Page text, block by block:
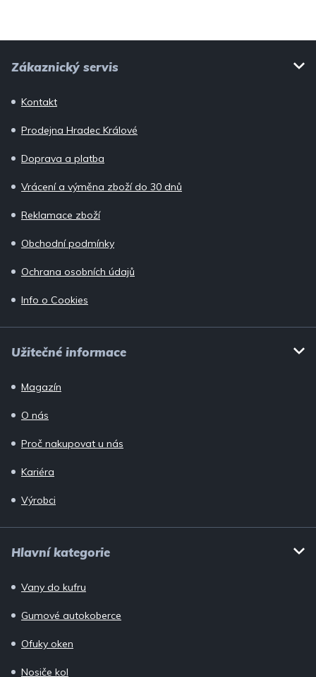
Zákaznický servis
Kontakt
Prodejna Hradec Králové
Doprava a platba
Vrácení a výměna zboží do 30 dnů
Reklamace zboží
Obchodní podmínky
Ochrana osobních údajů
Info o Cookies
Užitečné informace
Magazín
O nás
Proč nakupovat u nás
Kariéra
Výrobci
Hlavní kategorie
Vany do kufru
Gumové autokoberce
Ofuky oken
Nosiče kol